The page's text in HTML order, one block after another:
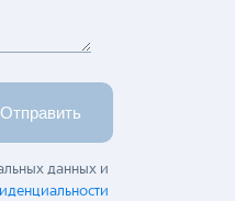
Отправить
данных и